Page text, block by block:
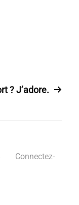
? J’adore.
Connectez-